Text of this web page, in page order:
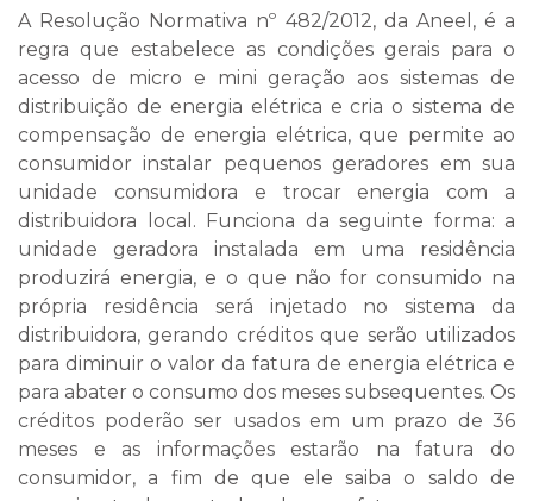
A Resolução Normativa nº 482/2012, da Aneel, é a
regra que estabelece as condições gerais para o
acesso de micro e mini geração aos sistemas de
distribuição de energia elétrica e cria o sistema de
compensação de energia elétrica, que permite ao
consumidor instalar pequenos geradores em sua
unidade consumidora e trocar energia com a
distribuidora local. Funciona da seguinte forma: a
unidade geradora instalada em uma residência
produzirá energia, e o que não for consumido na
própria residência será injetado no sistema da
distribuidora, gerando créditos que serão utilizados
para diminuir o valor da fatura de energia elétrica e
para abater o consumo dos meses subsequentes. Os
créditos poderão ser usados em um prazo de 36
meses e as informações estarão na fatura do
consumidor, a fim de que ele saiba o saldo de